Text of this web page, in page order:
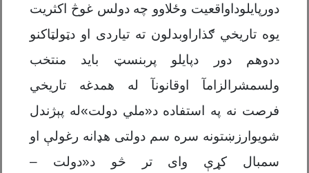
دورپایلوداواقعیت وځلاوو چه دولس غوڅ اکثریت
یوه تاریخي ګذاراوبدلون ته تیاردی او دټولټاکنو
ددوهم دور دپایلو پربنسټ باید منتخب
ولسمشرالزامآ اوقانونآ له همدغه تاریخي
فرصت نه په استفاده د«ملي دولت»له پېژندل
شویوارزښتونه سره سم دولتی هډانه رغولې او
سمبال کړې وای تر څو د«دولت –